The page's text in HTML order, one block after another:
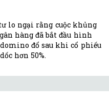
lo ngại rằng cuộc khủng
hàng đã bắt đầu hình
đổ sau khi cổ phiếu
hơn 50%.